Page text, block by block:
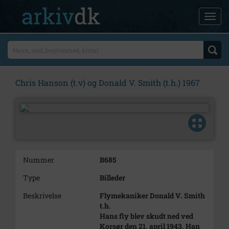
Chris Hanson (t.v) og Donald V. Smith (t.h.) 1967
Nummer
B685
Type
Billeder
Beskrivelse
Flymekaniker Donald V. Smith
t.h.
Hans fly blev skudt ned ved
Korsør den 21. april 1943. Han